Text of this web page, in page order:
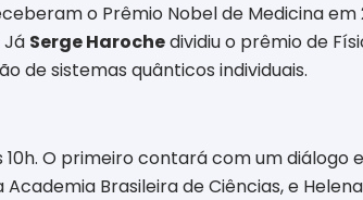
o Prêmio Nobel de Medicina
Já Serge Harochedividiu o prêmio de
de sistemas quânticos individuais.
O primeiro contará com um
Brasileira de Ciências, e